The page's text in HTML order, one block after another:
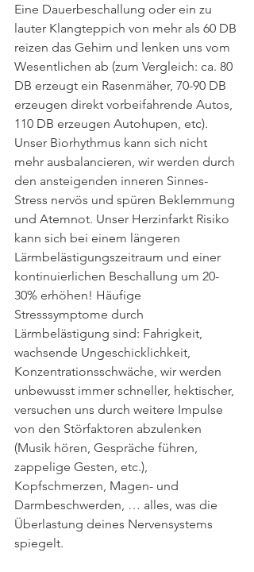
Eine Dauerbeschallung oder ein zu
lauter Klangteppich von mehr als 60 DB
reizen das Gehirn und lenken uns vom
Wesentlichen ab (zum Vergleich: ca. 80
DB erzeugt ein Rasenmäher, 70-90 DB
erzeugen direkt vorbeifahrende Autos,
110 DB erzeugen Autohupen, etc).
Unser Biorhythmus kann sich nicht
mehr ausbalancieren, wir werden durch
den ansteigenden inneren Sinnes-
Stress nervös und spüren Beklemmung
und Atemnot. Unser Herzinfarkt Risiko
kann sich bei einem längeren
Lärmbelästigungszeitraum und einer
kontinuierlichen Beschallung um 20-
30% erhöhen! Häufige
Stresssymptome durch
Lärmbelästigung sind: Fahrigkeit,
wachsende Ungeschicklichkeit,
Konzentrationsschwäche, wir werden
unbewusst immer schneller, hektischer,
versuchen uns durch weitere Impulse
von den Störfaktoren abzulenken
(Musik hören, Gespräche führen,
zappelige Gesten, etc.),
Kopfschmerzen, Magen- und
Darmbeschwerden, … alles, was die
Überlastung deines Nervensystems
spiegelt.